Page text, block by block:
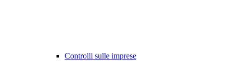
Controlli sulle imprese